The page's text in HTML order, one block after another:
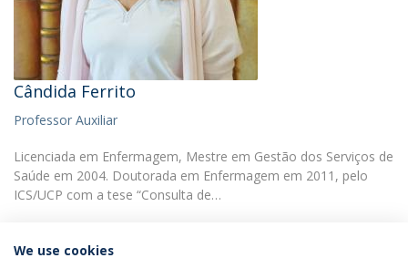
Cândida Ferrito
Professor Auxiliar
Licenciada em Enfermagem, Mestre em Gestão dos Serviços de
Saúde em 2004. Doutorada em Enfermagem em 2011, pelo
ICS/UCP com a tese “Consulta de…
We use cookies